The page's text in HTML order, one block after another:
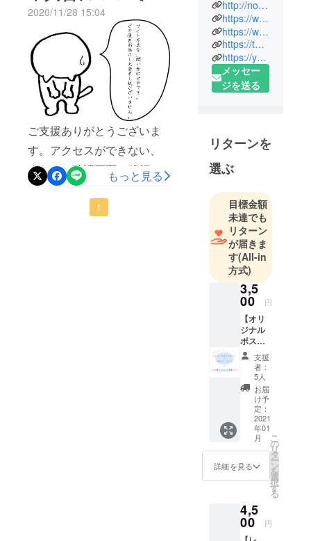
を頂きました。SNS上から
アクセスされたり、推奨ブ
ラウザ以外からアクセスを
行うことで、正常にページ
が表示されない場合があり
ます。支援者様の正確なご
状況が分かりかねる観点か
らお手数をおかけし大変恐
れ入りますが、下記お問い
合わせフォームより直接お
問い合わせして頂くことも
2020/11/28 15:04
ご支援ありがとうございま
す。アクセスができない、
または、確認画面に移行し
ないというお声が届いてお
ります。WEBの問題を問い
もっと見る
1
が残る円頓
寺・四間道
エリアにて
オリジナル
ノートとス
ペシャル
「NO
DETAIL IS
SMALL」を
ます。
ノートは、
すべて自社
デザインで
日本国内の
加工場（職
人）によっ
て丁寧に作
られたパー
ツや環境に
配慮した素
材、日本製
の質が高い
紙などを用
いて１点ず
つ丁寧に
作っていま
3年前から児
の子ども達
にノートを
贈る「シェ
http://nodetailissmall.com
https://www.facebook.com/detail2016
https://www.instagram.com/nodetailissmall
https://twitter.com/nodetailissmall
https://youtu.be/OBm0GE3tLO4
メッセー
ジを送る
リターンを
選ぶ
目標金額
未達でも
リターン
が届きま
す(All-in
方式)
3,5
00 円
【オリ
ジナル
ポスト
カード
とお礼
のメッ
セージ
＋こど
も達へ
ノート
１冊】
①オリ
ジナル
のポス
トカー
ドとお
メッ
セージ
をお届
支援
者：
5人
お届
け予
定：
2021
年01
月
詳細を見る
こ
の
リ
タ
ー
ン
を
選
択
す
る
4,5
00 円